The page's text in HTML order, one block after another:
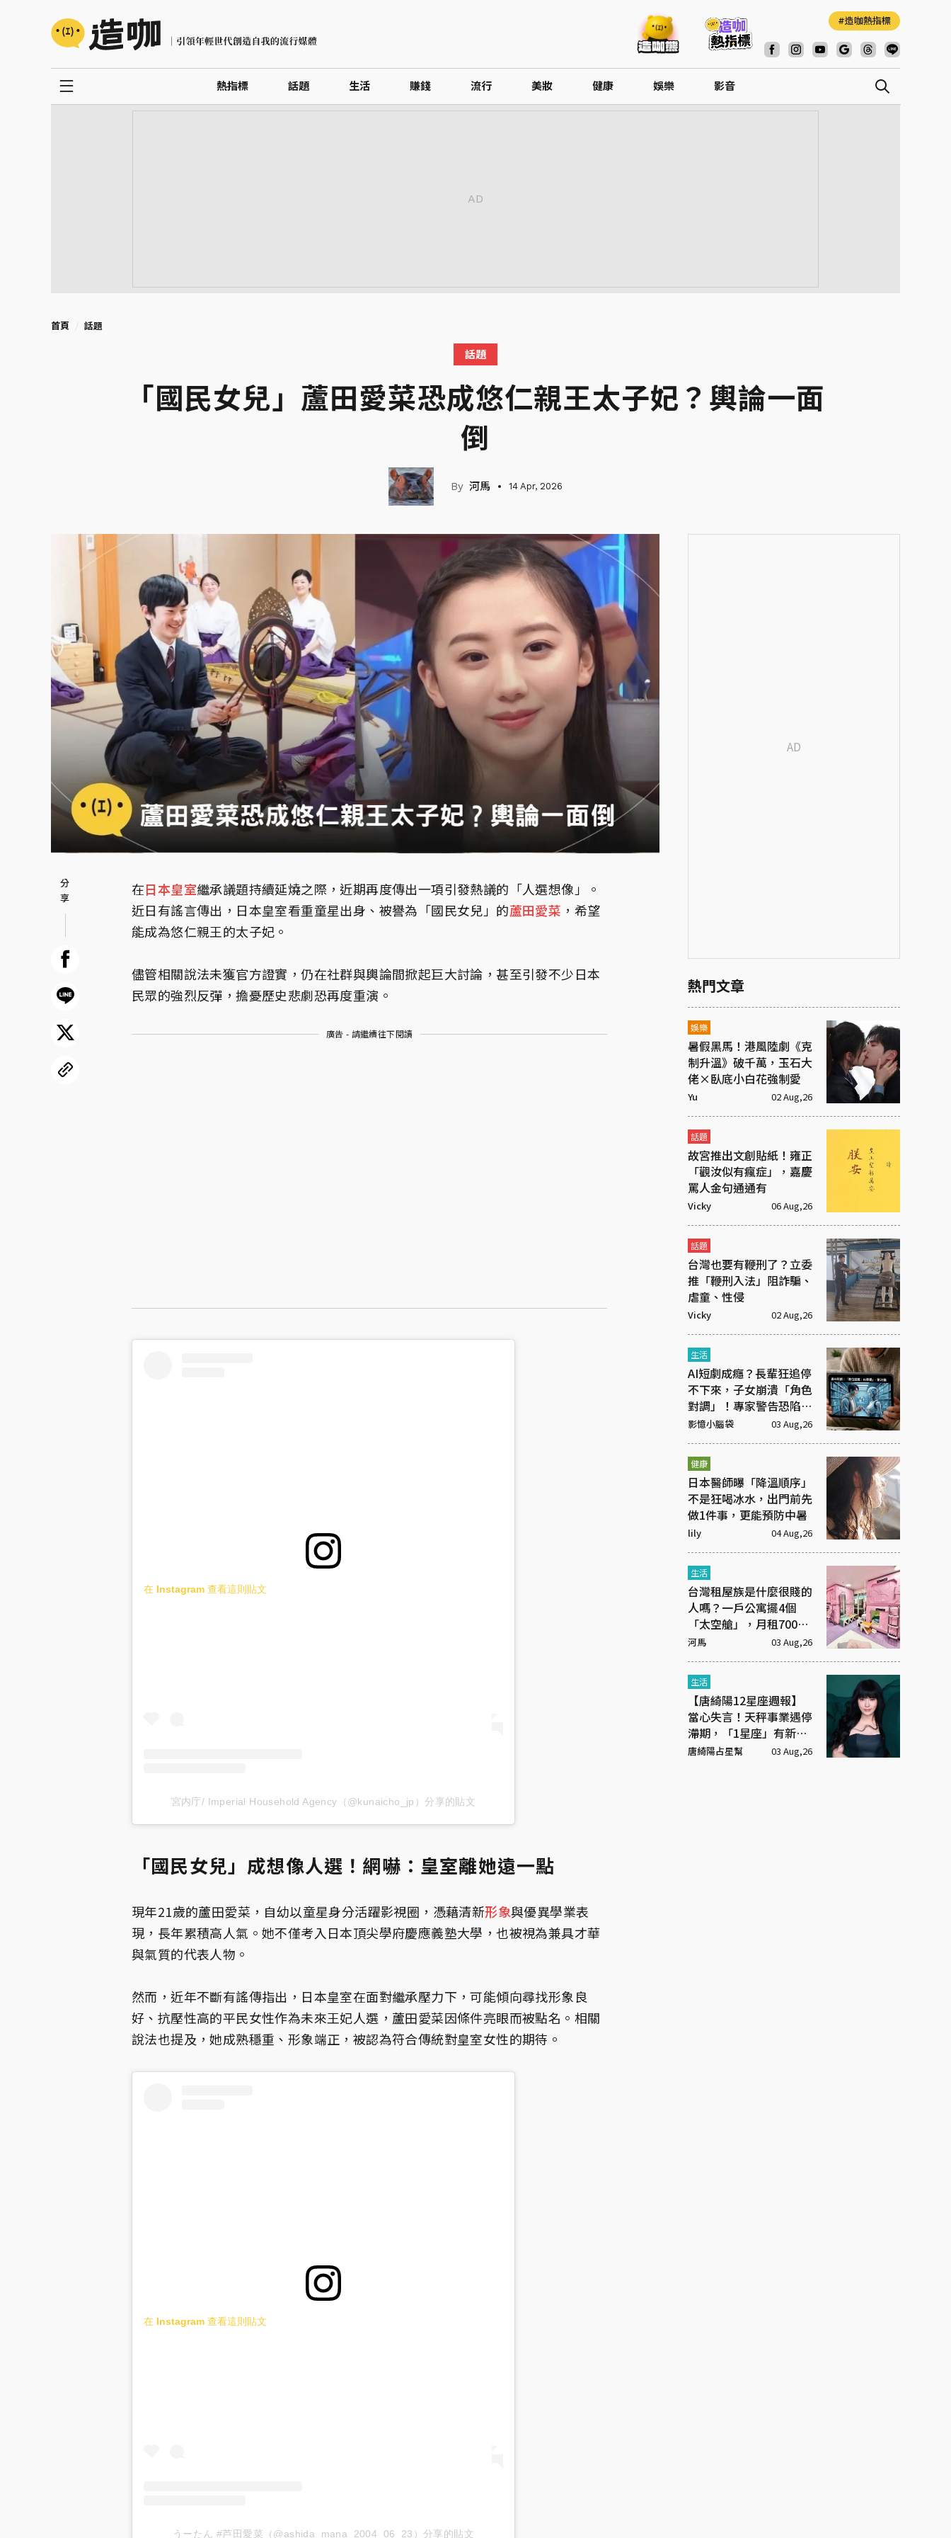
造咖熱指標
熱指標 話題 生活 賺錢 流行 美妝 健康 娛樂 影音
首頁 話題
話題
「國民女兒」蘆田愛菜恐成悠仁親王太子妃？輿論一面
倒
河馬 14 Apr, 2026
在日本皇室繼承議題持續延燒之際，近期再度傳出一項引發熱議的「人選想像」。
近日有謠言傳出，日本皇室看重童星出身、被譽為「國民女兒」的蘆田愛菜 ，希望
能成為悠仁親王的太子妃。
儘管相關說法未獲官方證實，仍在社群與輿論間掀起巨大討論，甚至引發不少日本
民眾的強烈反彈，擔憂歷史悲劇恐再度重演。
廣告 - 請繼續往下閱讀
在 Instagram 查看這則貼文
宮内庁/ Imperial Household Agency（@kunaicho_jp）分享的貼文
「國民女兒」成想像人選！網嚇：皇室離她遠一點
現年21歲的蘆田愛菜，自幼以童星身分活躍影視圈，憑藉清新形象與優異學業表
現，長年累積高人氣。她不僅考入日本頂尖學府慶應義塾大學，也被視為兼具才華
與氣質的代表人物。
然而，近年不斷有謠傳指出，日本皇室在面對繼承壓力下，可能傾向尋找形象良
好、抗壓性高的平民女性作為未來王妃人選，蘆田愛菜因條件亮眼而被點名。相關
說法也提及，她成熟穩重、形象端正，被認為符合傳統對皇室女性的期待。
在 Instagram 查看這則貼文
うーたん #芦田愛菜（@ashida_mana_2004_06_23）分享的貼文
熱門文章
娛樂
暑假黑馬！港風陸劇《克
制升溫》破千萬，玉石大
佬×臥底小白花強制愛
Yu 02 Aug,26
話題
故宮推出文創貼紙！雍正
「觀汝似有瘋症」，嘉慶
罵人金句通通有
Vicky 06 Aug,26
話題
台灣也要有鞭刑了？立委
推「鞭刑入法」阻詐騙、
虐童、性侵
Vicky 02 Aug,26
生活
AI短劇成癮？長輩狂追停
不下來，子女崩潰「角色
對調」！專家警告恐陷腦
腐
影憶小腦袋 03 Aug,26
健康
日本醫師曝「降溫順序」
不是狂喝冰水，出門前先
做1件事，更能預防中暑
lily 04 Aug,26
生活
台灣租屋族是什麼很賤的
人嗎？一戶公寓擺4個
「太空艙」，月租7000
元
河馬 03 Aug,26
生活
【唐綺陽12星座週報】
當心失言！天秤事業遇停
滯期，「1星座」有新戀
情
唐綺陽占星幫 03 Aug,26